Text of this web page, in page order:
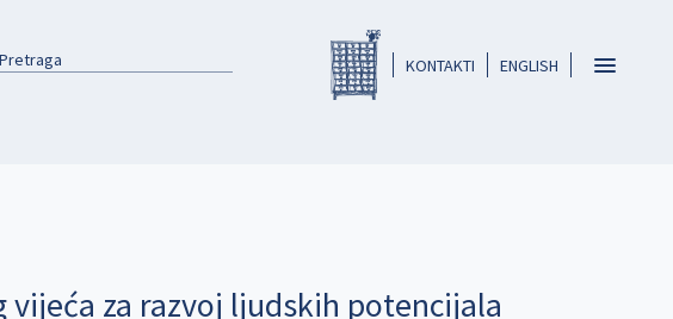
ENGLISH
headerKONTAKTI
Toggle
vijeća za razvoj ljudskih potencijala